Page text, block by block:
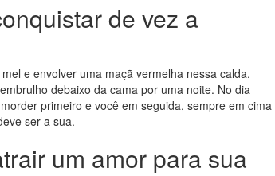
de vez a
e envolver uma maçã vermelha nessa calda.
debaixo da cama por uma noite. No dia
primeiro e você em seguida, sempre em cima
ser a sua.
um amor para sua